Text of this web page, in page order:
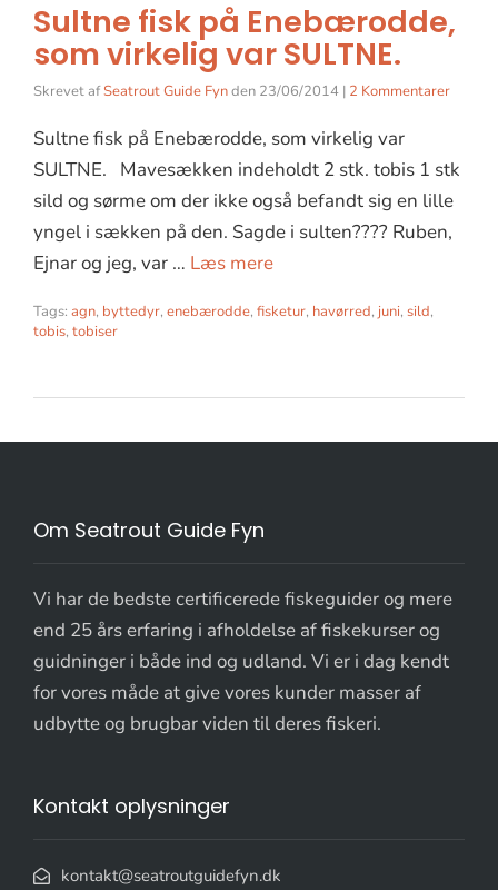
Sultne fisk på Enebærodde,
som virkelig var SULTNE.
Skrevet afSeatrout Guide Fynden 23/06/2014 | 2 Kommentarer
Sultne fisk på Enebærodde, som virkelig var
SULTNE. Mavesækken indeholdt 2 stk. tobis 1 stk
sild og sørme om der ikke også befandt sig en lille
yngel i sækken på den. Sagde i sulten???? Ruben,
Ejnar og jeg, var … Læs mere
Tags: agn, byttedyr, enebærodde, fisketur, havørred, juni, sild,
tobis, tobiser
Om Seatrout Guide Fyn
Vi har de bedste certificerede fiskeguider og mere
end 25 års erfaring i afholdelse af fiskekurser og
guidninger i både ind og udland. Vi er i dag kendt
for vores måde at give vores kunder masser af
udbytte og brugbar viden til deres fiskeri.
Kontakt oplysninger
kontakt@seatroutguidefyn.dk